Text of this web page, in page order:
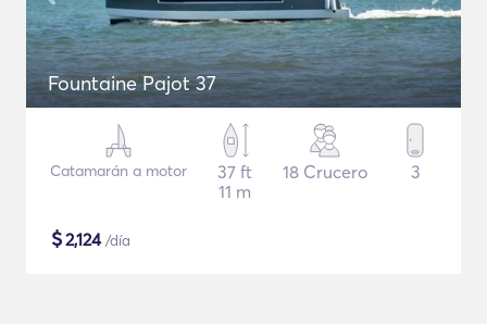
Fountaine Pajot 37
Catamarán a motor
37 ft
11 m
18 Crucero 3
$2,124/día